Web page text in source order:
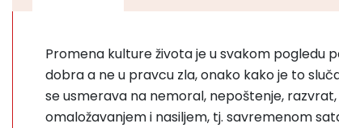
Promena kulture života je u svakom pogledu
dobra a ne u pravcu zla, onako kako je to
se usmerava na nemoral, nepoštenje,
omaložavanjem i nasiljem, tj. savremenom